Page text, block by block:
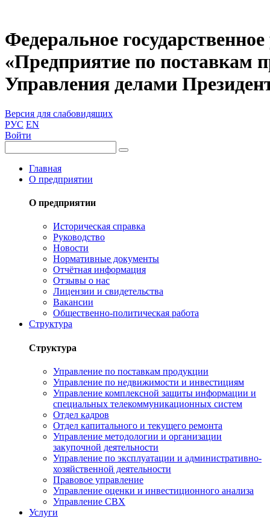
Федеральное
«Предприятие по поставкам
Управления делами
Версия для слабовидящих
РУС EN
Войти
Главная
О предприятии
О предприятии
Историческая справка
Руководство
Новости
Нормативные документы
Отчётная информация
Отзывы о нас
Лицензии и свидетельства
Вакансии
Общественно-политическая работа
Структура
Структура
Управление по поставкам продукции
Управление по недвижимости и инвестициям
Управление комплексной защиты информации и
специальных телекоммуникационных систем
Отдел кадров
Отдел капитального и текущего ремонта
Управление методологии и организации
закупочной деятельности
Управление по эксплуатации и административно-
хозяйственной деятельности
Правовое управление
Управление оценки и инвестиционного анализа
Управление СВХ
Услуги